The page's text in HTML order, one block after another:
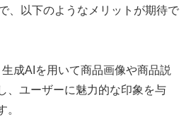
、以下のようなメリットが期待で
生成AIを用いて商品画像や商品説
、ユーザーに魅力的な印象を与
。